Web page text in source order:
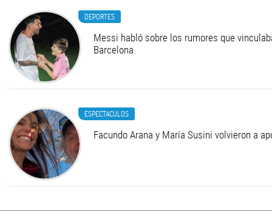
DEPORTES
Messi habló sobre los rumores que
Barcelona
ESPECTACULOS
Facundo Arana y María Susini volvieron a